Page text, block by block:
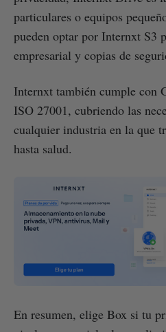
particulares o equipos
pueden optar por Internxt S3
empresarial y copias de
Internxt también cumple con
ISO 27001, cubriendo las
cualquier industria en la que
hasta salud.
En resumen, elige Box si tu